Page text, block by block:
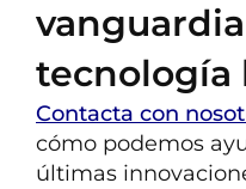
tecnología
Contacta con
cómo podemos
últimas